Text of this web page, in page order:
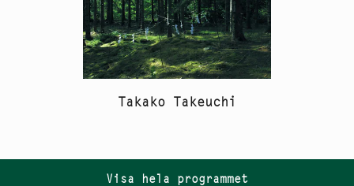
Takako Takeuchi
Visa hela programmet